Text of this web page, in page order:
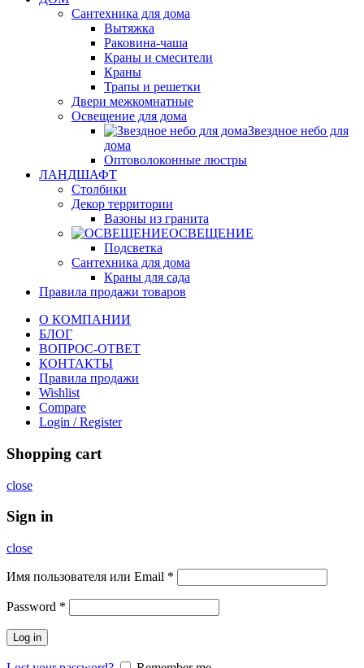
Сантехника для дома
Вытяжка
Раковина-чаша
Краны и смесители
Краны
Трапы и решетки
Двери межкомнатные
Освещение для дома
Звездное небо для
дома
Оптоволоконные люстры
ЛАНДШАФТ
Столбики
Декор территории
Вазоны из гранита
ОСВЕЩЕНИЕ
Подсветка
Сантехника для дома
Краны для сада
Правила продажи товаров
О КОМПАНИИ
БЛОГ
ВОПРОС-ОТВЕТ
КОНТАКТЫ
Правила продажи
Wishlist
Compare
Login / Register
Shopping cart
close
Sign in
close
Имя пользователя или Email *
Password *
Log in